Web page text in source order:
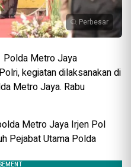
Perbesar
Polda Metro Jaya
kegiatan dilaksanakan di
Metro Jaya. Rabu
Metro Jaya Irjen Pol
Pejabat Utama Polda